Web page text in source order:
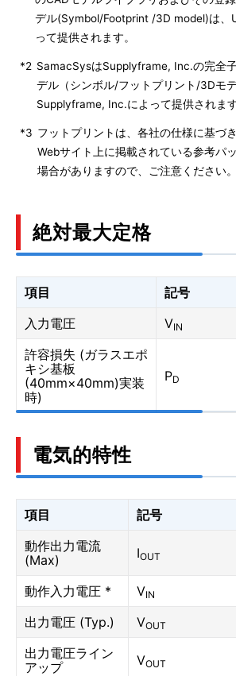
デル(Symbol/Footprint /3D model)は、
って提供されます。
*2 SamacSysはSupplyframe, Inc.の完全
デル（シンボル/フットプリント/3Dモ
Supplyframe, Inc.によって提供されます
*3 フットプリントは、各社の仕様に基づ
Webサイト上に掲載されている参考パ
場合がありますので、ご注意ください。
絶対最大定格
項目 記号
入力電圧
VIN
許容損失 (ガラスエポ
キシ基板
(40mm×40mm)実装
時)
PD
電気的特性
項目 記号
動作出力電流
(Max)
IOUT
動作入力電圧 * VIN
出力電圧 (Typ.)
VOUT
出力電圧ライン
アップ
VOUT